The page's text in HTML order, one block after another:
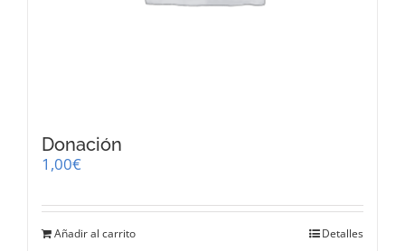
Donación
1,00€
Añadir al carrito Detalles